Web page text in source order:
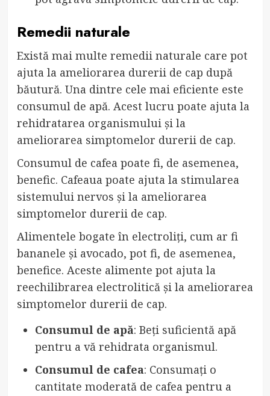
Remedii naturale
Există mai multe remedii naturale care pot
ajuta la ameliorarea durerii de cap după
băutură. Una dintre cele mai eficiente este
consumul de apă. Acest lucru poate ajuta la
rehidratarea organismului și la
ameliorarea simptomelor durerii de cap.
Consumul de cafea poate fi, de asemenea,
benefic. Cafeaua poate ajuta la stimularea
sistemului nervos și la ameliorarea
simptomelor durerii de cap.
Alimentele bogate în electroliți, cum ar fi
bananele și avocado, pot fi, de asemenea,
benefice. Aceste alimente pot ajuta la
reechilibrarea electrolitică și la ameliorarea
simptomelor durerii de cap.
Consumul de apă: Beți suficientă apă
pentru a vă rehidrata organismul.
Consumul de cafea: Consumați o
cantitate moderată de cafea pentru a